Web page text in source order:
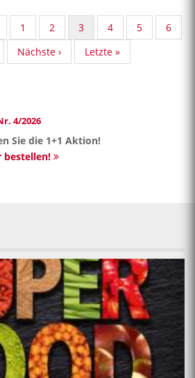
Standard
Taxonomy
Seite
1
Standard
Taxonomy
Seite
2
Aktuelle
Seite
3
Standard
Taxonomy
Seite
4
Standard
Taxonomy
5
6
Nächste
Seite
Nächste ›
Last
page
Letzte »
4/2026
Sie die 1+1 Aktion!
bestellen!